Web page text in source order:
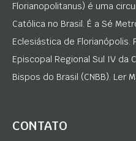
Florianopolitanus) é uma
Católica no Brasil. É a Sé
Eclesiástica de Florianópolis.
Episcopal Regional Sul IV da
Bispos do Brasil (CNBB). Ler
CONTATO